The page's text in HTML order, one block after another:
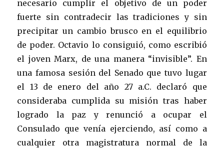
necesario cumplir el objetivo de un poder
fuerte sin contradecir las tradiciones y sin
precipitar un cambio brusco en el equilibrio
de poder. Octavio lo consiguió, como escribió
el joven Marx, de una manera “invisible”. En
una famosa sesión del Senado que tuvo lugar
el 13 de enero del año 27 a.C. declaró que
consideraba cumplida su misión tras haber
logrado la paz y renunció a ocupar el
Consulado que venía ejerciendo, así como a
cualquier otra magistratura normal de la